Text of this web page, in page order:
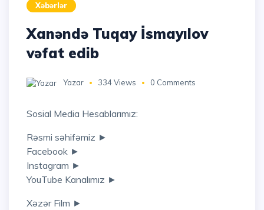
Xəbərlər
Xanəndə Tuqay İsmayılov
vəfat edib
Yazar 334 Views 0 Comments
Sosial Media Hesablarımız:
Rəsmi səhifəmiz ►
Facebook ►
Instagram ►
YouTube Kanalımız ►
Xəzər Film ►